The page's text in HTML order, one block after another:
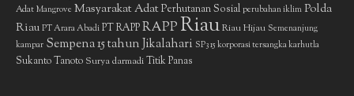
Adat Mangrove Masyarakat AdatPerhutanan Sosial perubahan iklim Polda
Riau PT Arara Abadi PT RAPPRAPPRiauRiau Hijau Semenanjung
kampar Sempena 15 tahun Jikalahari SP3 15 korporasi tersangka karhutla
Sukanto Tanoto Surya darmadiTitik Panas